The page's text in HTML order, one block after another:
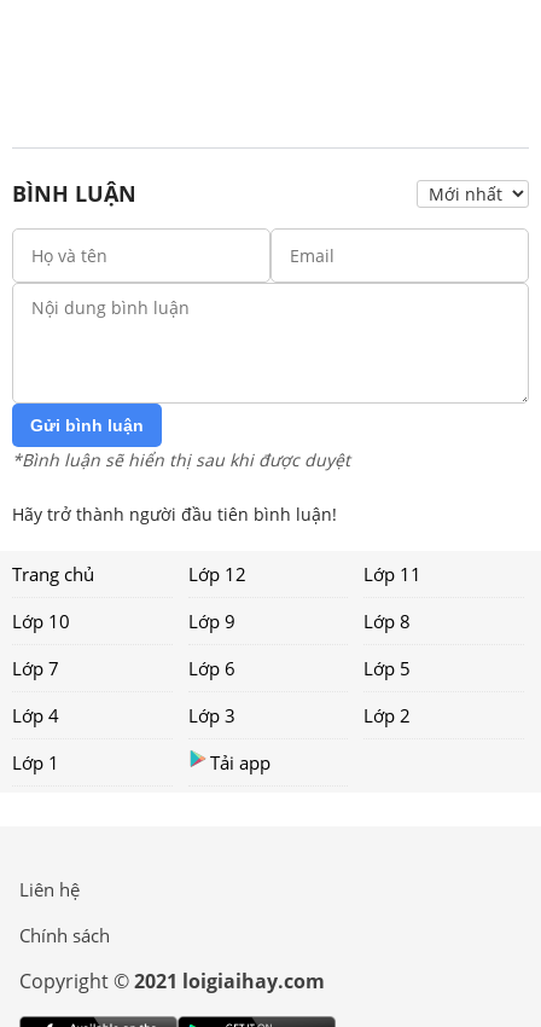
BÌNH LUẬN
Gửi bình luận
*Bình luận sẽ hiển thị sau khi được duyệt
Hãy trở thành người đầu tiên bình luận!
Trang chủ Lớp 12
Lớp 11
Lớp 10
Lớp 9
Lớp 8
Lớp 7
Lớp 6
Lớp 5
Lớp 4
Lớp 3
Lớp 2
Lớp 1
Tải app
Liên hệ
Chính sách
Copyright ©2021 loigiaihay.com